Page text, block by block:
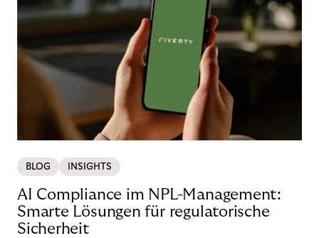
BLOG INSIGHTS
AI Compliance im NPL-Management:
Smarte Lösungen für regulatorische
Sicherheit